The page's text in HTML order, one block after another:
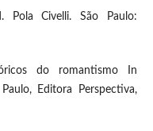
Pola Civelli. São Paulo:
do romantismo In
Editora Perspectiva,